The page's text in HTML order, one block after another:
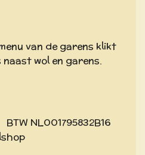
van de garens klikt
wol en garens.
NL001795832B16